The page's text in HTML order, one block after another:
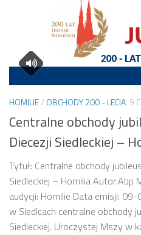
HOMILIE/ OBCHODY 200 - LECIA 9
Centralne obchody
Diecezji Siedleckiej –
Tytuł: Centralne obchody
Siedleckiej – Homilia Autor:Abp
audycji: Homilie Data emisji:
w Siedlcach centralne obchody
Siedleckiej. Uroczystej Mszy w